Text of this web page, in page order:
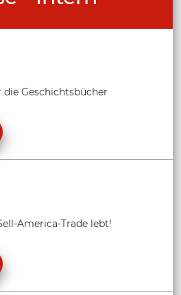
Geschichtsbücher
America-Trade lebt!